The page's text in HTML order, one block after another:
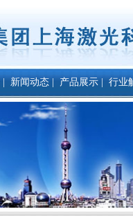
新闻动态 产品展示 行业